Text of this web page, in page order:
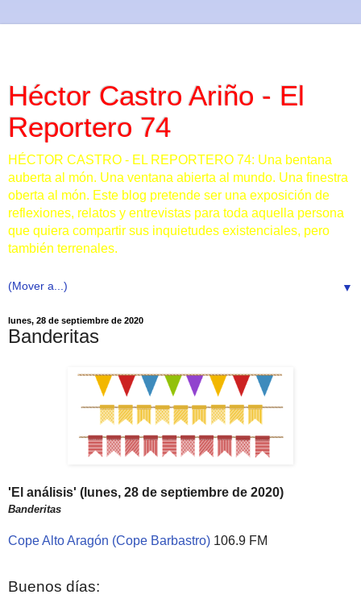
Héctor Castro Ariño - El
Reportero 74
HÉCTOR CASTRO - EL REPORTERO 74: Una bentana
auberta al món. Una ventana abierta al mundo. Una finestra
oberta al món. Este blog pretende ser una exposición de
reflexiones, relatos y entrevistas para toda aquella persona
que quiera compartir sus inquietudes existenciales, pero
también terrenales.
▼
lunes, 28 de septiembre de 2020
Banderitas
'El análisis' (lunes, 28 de septiembre de 2020)
Banderitas
Cope Alto Aragón (Cope Barbastro) 106.9 FM
Buenos días: